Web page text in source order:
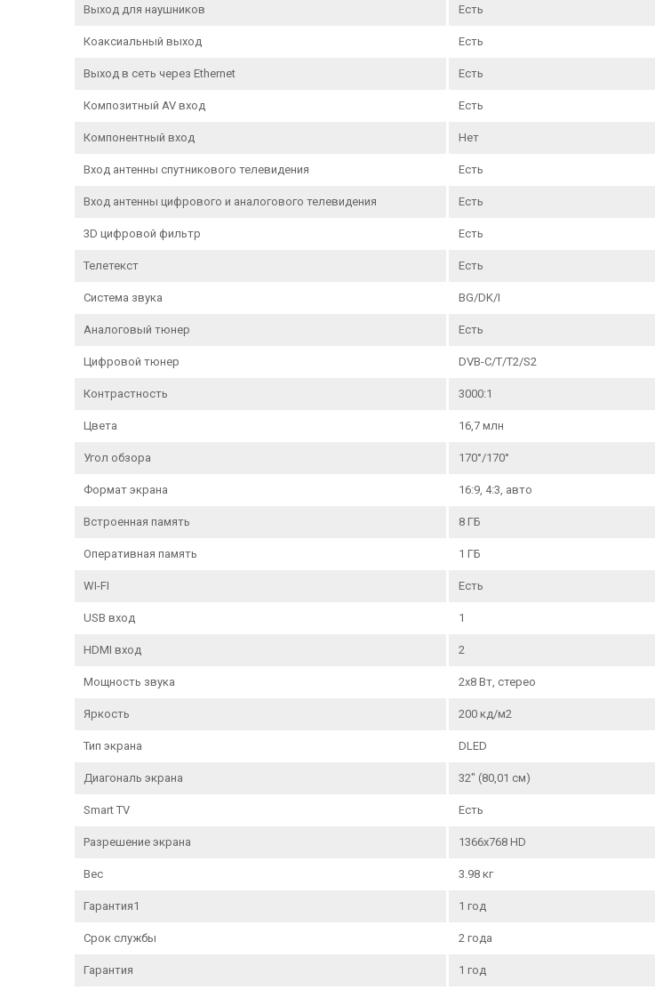
Выход для наушников Есть
Коаксиальный выход Есть
Выход в сеть через Ethernet Есть
Композитный AV вход Есть
Компонентный вход Нет
Вход антенны спутникового телевидения Есть
Вход антенны цифрового и аналогового телевидения Есть
3D цифровой фильтр Есть
Телетекст Есть
Система звука BG/DK/I
Аналоговый тюнер Есть
Цифровой тюнер DVB-C/T/T2/S2
Контрастность 3000:1
Цвета 16,7 млн
Угол обзора 170°/170°
Формат экрана 16:9, 4:3, авто
Встроенная память 8 ГБ
Оперативная память 1 ГБ
WI-FI Есть
USB вход 1
HDMI вход 2
Мощность звука 2х8 Вт, стерео
Яркость 200 кд/м2
Тип экрана DLED
Диагональ экрана 32" (80,01 см)
Smart TV Есть
Разрешение экрана 1366x768 HD
Вес 3.98 кг
Гарантия1 1 год
Срок службы 2 года
Гарантия 1 год